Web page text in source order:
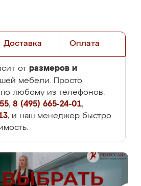
Доставка Оплата
от размеров и
мебели. Просто
любому из телефонов:
, 8 (495) 665-24-01,
, и наш менеджер быстро